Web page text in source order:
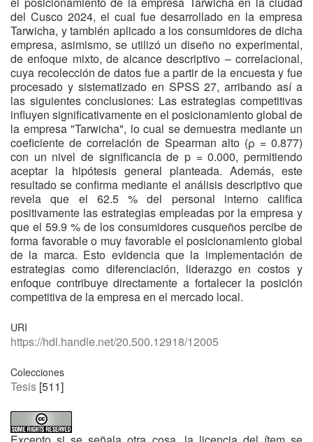
del Cusco 2024, el cual fue desarrollado en la empresa
Tarwicha, y también aplicado a los consumidores de dicha
empresa, asimismo, se utilizó un diseño no experimental,
de enfoque mixto, de alcance descriptivo – correlacional,
cuya recolección de datos fue a partir de la encuesta y fue
procesado y sistematizado en SPSS 27, arribando así a
las siguientes conclusiones: Las estrategias competitivas
influyen significativamente en el posicionamiento global de
la empresa "Tarwicha", lo cual se demuestra mediante un
coeficiente de correlación de Spearman alto (ρ = 0.877)
con un nivel de significancia de p = 0.000, permitiendo
aceptar la hipótesis general planteada. Además, este
resultado se confirma mediante el análisis descriptivo que
revela que el 62.5 % del personal interno califica
positivamente las estrategias empleadas por la empresa y
que el 59.9 % de los consumidores cusqueños percibe de
forma favorable o muy favorable el posicionamiento global
de la marca. Esto evidencia que la implementación de
estrategias como diferenciación, liderazgo en costos y
enfoque contribuye directamente a fortalecer la posición
competitiva de la empresa en el mercado local.
URI
https://hdl.handle.net/20.500.12918/12005
Colecciones
Tesis [511]